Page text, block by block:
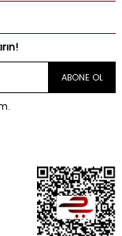
ABONE OL